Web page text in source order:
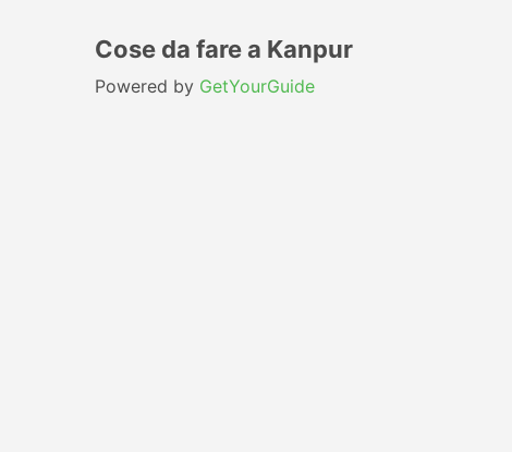
Cose da fare a Kanpur
Powered by GetYourGuide